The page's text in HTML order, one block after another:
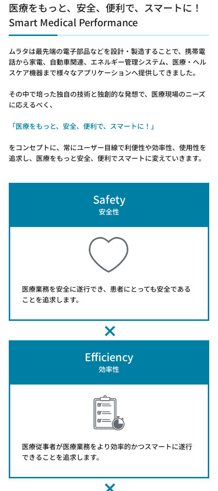
医療をもっと、安全、便利で、スマートに！
Smart Medical Performance
ムラタは最先端の電子部品などを設計・製造することで、携帯電
話から家電、自動車関連、エネルギー管理システム、医療・ヘル
スケア機器まで様々なアプリケーションへ提供してきました。
その中で培った独自の技術と独創的な発想で、医療現場のニーズ
に応えるべく、
「医療をもっと、安全、便利で、スマートに！」
をコンセプトに、常にユーザー目線で利便性や効率性、使用性を
追求し、医療をもっと安全、便利でスマートに変えていきます。
Safety
安全性
医療業務を安全に遂行でき、患者にとっても安全である
ことを追求します。
Efficiency
効率性
医療従事者が医療業務をより効率的かつスマートに遂行
できることを追求します。